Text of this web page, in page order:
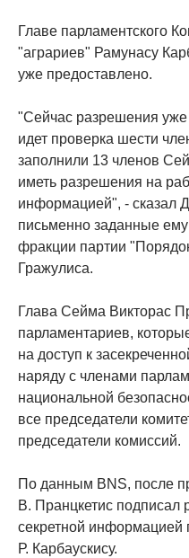
Главе парламентского
"аграриев" Рамунасу
уже предоставлено.
"Сейчас разрешения
идет проверка шести
заполнили 13 членов
иметь разрешения на
информацией", - сказал
письменно заданные
фракции партии
Гражулиса.
Глава Сейма Викторас
парламентариев,
на доступ к
наряду с членами
национальной
все председатели
председатели комиссий.
По данным BNS, после
В. Пранцкетис подписал
секретной информацией
Р. Карбаускису.